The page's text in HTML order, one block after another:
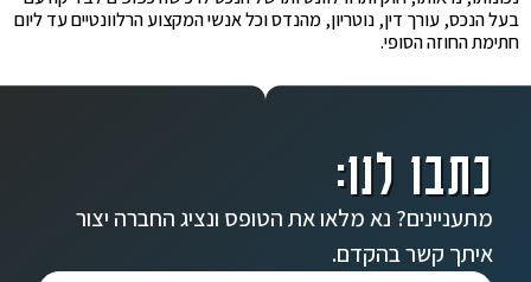
בעל הנכס, עורך דין, נוטריון, מהנדס וכל אנשי המקצוע הרלוונטיים עד ליום
חתימת החוזה הסופי.
כתבו לנו:
מתעניינים? נא מלאו את הטופס ונציג החברה יצור
איתך קשר בהקדם.